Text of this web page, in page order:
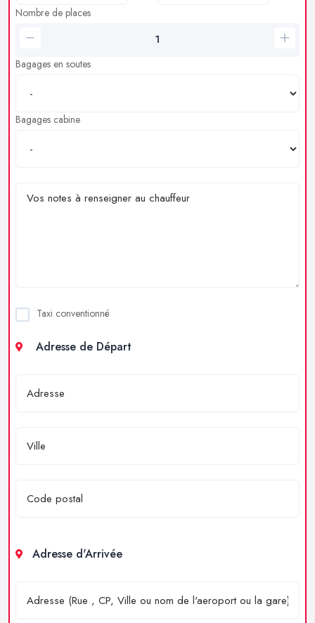
Nombre de places
Bagages en soutes
Bagages cabine
Taxi conventionné
Adresse de Départ
Adresse d'Arrivée